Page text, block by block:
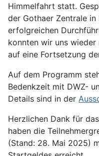
Himmelfahrt statt.
der Gothaer Zentrale
erfolgreichen
konnten wir uns wieder
auf eine Fortsetzung
Auf dem Programm
Bedenkzeit mit DWZ-
Details sind in der
Herzlichen Dank für
haben die
(Stand: 28. Mai 2025)